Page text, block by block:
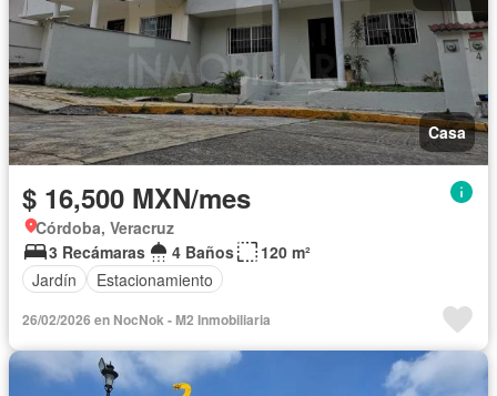
Casa
$ 16,500 MXN/mes
Córdoba, Veracruz
3 Recámaras
4 Baños
120 m²
Jardín
Estacionamiento
26/02/2026 en NocNok - M2 Inmobiliaria